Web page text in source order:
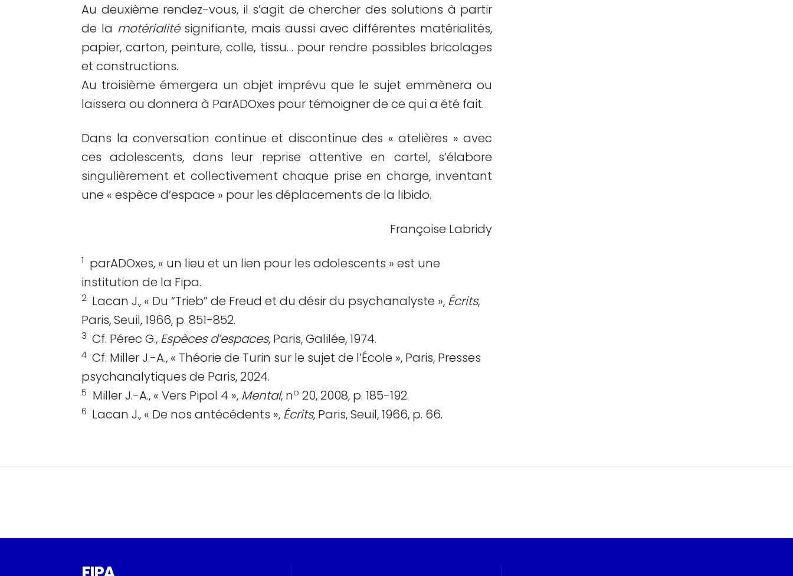
Au deuxième rendez-vous, il s’agit de chercher des solutions à partir
de la motérialitésignifiante, mais aussi avec différentes matérialités,
papier, carton, peinture, colle, tissu… pour rendre possibles bricolages
et constructions.
Au troisième émergera un objet imprévu que le sujet emmènera ou
laissera ou donnera à ParADOxes pour témoigner de ce qui a été fait.
Dans la conversation continue et discontinue des « atelières » avec
ces adolescents, dans leur reprise attentive en cartel, s’élabore
singulièrement et collectivement chaque prise en charge, inventant
une « espèce d’espace » pour les déplacements de la libido.
Françoise Labridy
1 parADOxes, « un lieu et un lien pour les adolescents » est une
institution de la Fipa.
2 Lacan J., « Du “Trieb” de Freud et du désir du psychanalyste », Écrits,
Paris, Seuil, 1966, p. 851-852.
3 Cf. Pérec G., Espèces d’espaces, Paris, Galilée, 1974.
4 Cf. Miller J.-A., « Théorie de Turin sur le sujet de l’École », Paris, Presses
psychanalytiques de Paris, 2024.
5 Miller J.-A., « Vers Pipol 4 », Mental, no 20, 2008, p. 185-192.
6 Lacan J., « De nos antécédents », Écrits, Paris, Seuil, 1966, p. 66.